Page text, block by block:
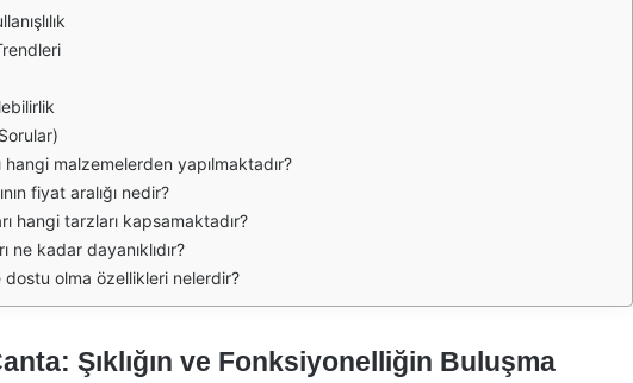
hangi malzemelerden yapılmaktadır?
fiyat aralığı nedir?
hangi tarzları kapsamaktadır?
ne kadar dayanıklıdır?
dostu olma özellikleri nelerdir?
Şıklığın ve Fonksiyonelliğin Buluşma